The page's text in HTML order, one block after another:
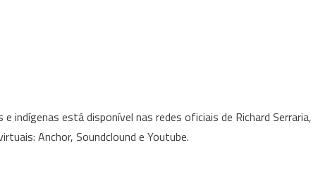
indígenas está disponível nas redes oficiais de Richard Serraria,
Anchor, Soundclound e Youtube.